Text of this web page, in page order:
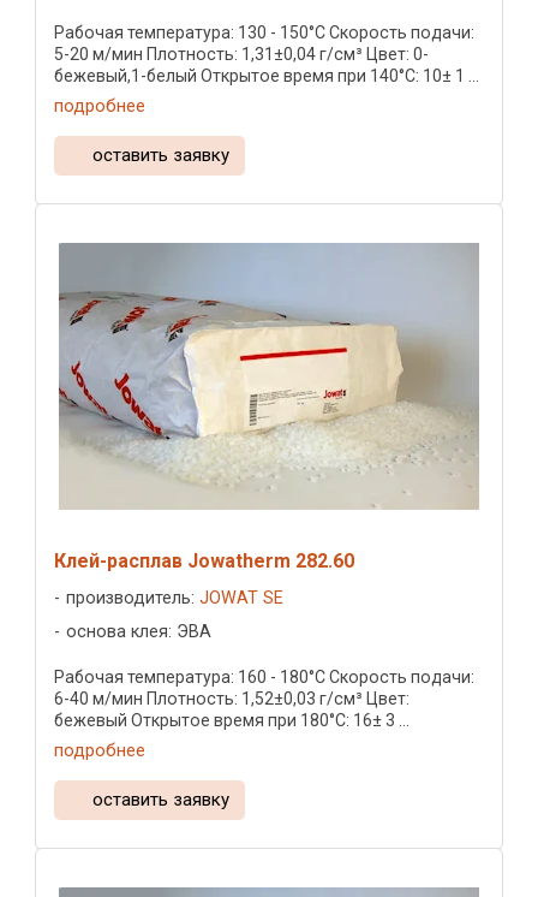
Рабочая температура: 130 - 150°C Скорость подачи:
5-20 м/мин Плотность: 1,31±0,04 г/см³ Цвет: 0-
бежевый,1-белый Открытое время при 140°C: 10± 1 ...
подробнее
оставить заявку
Клей-расплав Jowatherm 282.60
производитель: JOWAT SE
основа клея: ЭВА
Рабочая температура: 160 - 180°C Скорость подачи:
6-40 м/мин Плотность: 1,52±0,03 г/см³ Цвет:
бежевый Открытое время при 180°C: 16± 3 ...
подробнее
оставить заявку